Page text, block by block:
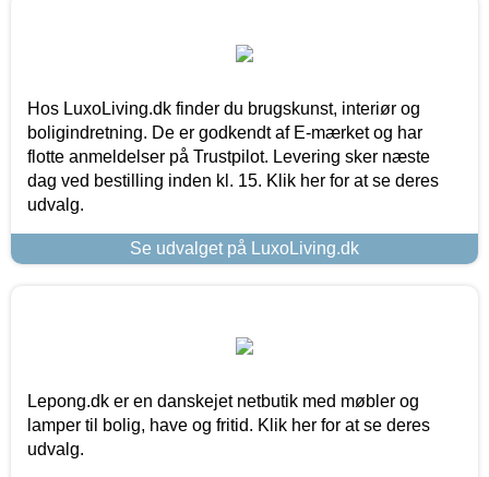
Hos LuxoLiving.dk finder du brugskunst, interiør og
boligindretning. De er godkendt af E-mærket og har
flotte anmeldelser på Trustpilot. Levering sker næste
dag ved bestilling inden kl. 15. Klik her for at se deres
udvalg.
Se udvalget på LuxoLiving.dk
Lepong.dk er en danskejet netbutik med møbler og
lamper til bolig, have og fritid. Klik her for at se deres
udvalg.